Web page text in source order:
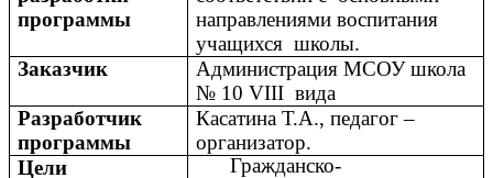
программы
направлениями воспитания
учащихся школы.
Заказчик
Администрация МСОУ школа
№ 10 VIII вида
Разработчик
программы
Касатина Т.А., педагог –
организатор.
Цели
Гражданско-